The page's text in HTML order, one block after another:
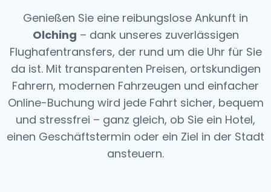
Genießen Sie eine reibungslose Ankunft in
Olching – dank unseres zuverlässigen
Flughafentransfers, der rund um die Uhr für Sie
da ist. Mit transparenten Preisen, ortskundigen
Fahrern, modernen Fahrzeugen und einfacher
Online-Buchung wird jede Fahrt sicher, bequem
und stressfrei – ganz gleich, ob Sie ein Hotel,
einen Geschäftstermin oder ein Ziel in der Stadt
ansteuern.